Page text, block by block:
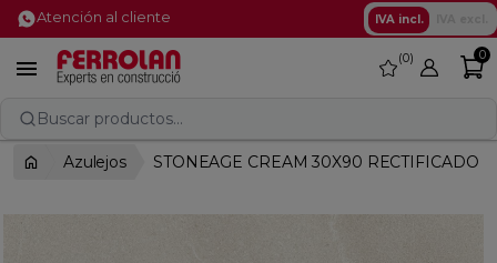
Atención al cliente IVA incl.
 favorite
0 0
Buscar productos...
Azulejos STONEAGE CREAM 30X90 RECTIFICADO